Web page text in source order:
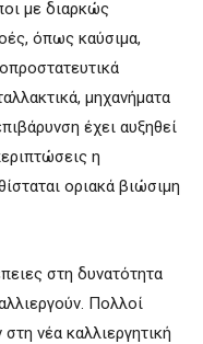
με διαρκώς
όπως καύσιμα,
μηχανήματα
έχει αυξηθεί
η
οριακά βιώσιμη
στη δυνατότητα
Πολλοί
νέα καλλιεργητική